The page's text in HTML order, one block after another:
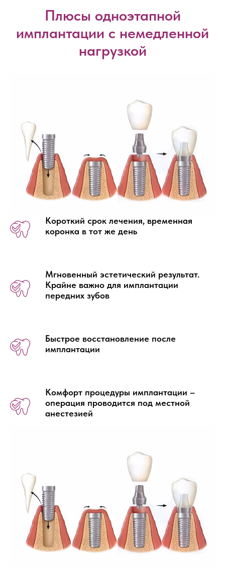
Плюсы одноэтапной
имплантации с немедленной
нагрузкой
Короткий срок лечения, временная
коронка в тот же день
Мгновенный эстетический результат.
Крайне важно для имплантации
передних зубов
Быстрое восстановление после
имплантации
Комфорт процедуры имплантации –
операция проводится под местной
анестезией